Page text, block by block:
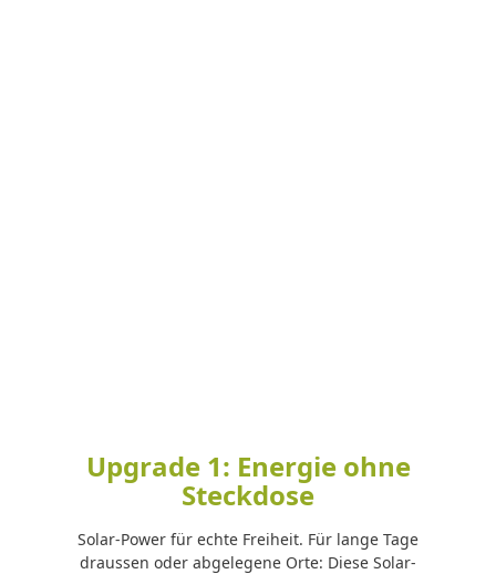
Upgrade 1: Energie ohne
Steckdose
Solar-Power für echte Freiheit. Für lange Tage
draussen oder abgelegene Orte: Diese Solar-